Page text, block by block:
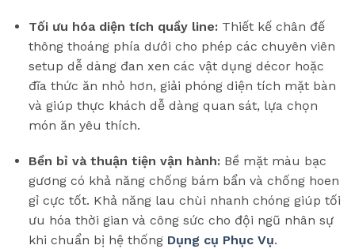
Tối ưu hóa diện tích quầy line:Thiết kế chân đế
thông thoáng phía dưới cho phép các chuyên viên
setup dễ dàng đan xen các vật dụng décor hoặc
đĩa thức ăn nhỏ hơn, giải phóng diện tích mặt bàn
và giúp thực khách dễ dàng quan sát, lựa chọn
món ăn yêu thích.
Bền bỉ và thuận tiện vận hành:Bề mặt màu bạc
gương có khả năng chống bám bẩn và chống hoen
gỉ cực tốt. Khả năng lau chùi nhanh chóng giúp tối
ưu hóa thời gian và công sức cho đội ngũ nhân sự
khi chuẩn bị hệ thống Dụng cụ Phục Vụ.